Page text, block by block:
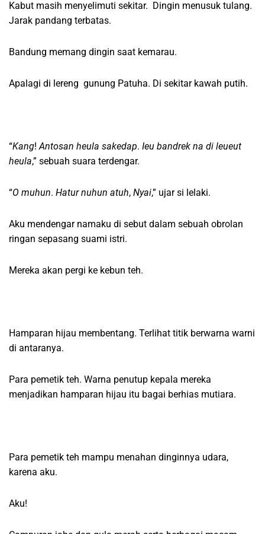
Kabut masih menyelimuti sekitar. Dingin menusuk tulang.
Jarak pandang terbatas.
Bandung memang dingin saat kemarau.
Apalagi di lereng gunung Patuha. Di sekitar kawah putih.
“Kang!Antosan heula sakedap. Ieu bandrek na di leueut
heula,” sebuah suara terdengar.
“O muhun. Hatur nuhun atuh, Nyai,” ujar si lelaki.
Aku mendengar namaku di sebut dalam sebuah obrolan
ringan sepasang suami istri.
Mereka akan pergi ke kebun teh.
Hamparan hijau membentang. Terlihat titik berwarna warni
di antaranya.
Para pemetik teh. Warna penutup kepala mereka
menjadikan hamparan hijau itu bagai berhias mutiara.
Para pemetik teh mampu menahan dinginnya udara,
karena aku.
Aku!